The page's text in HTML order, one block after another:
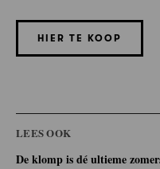
HIER TE KOOP
LEES OOK
De klomp is dé ultieme